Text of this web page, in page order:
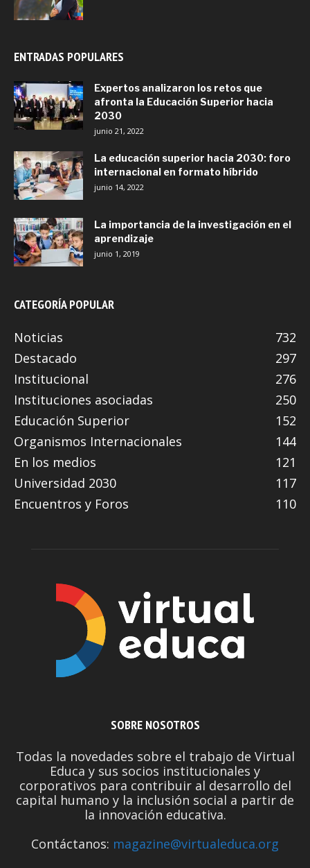
ENTRADAS POPULARES
Expertos analizaron los retos que
afronta la Educación Superior hacia
2030
junio 21, 2022
La educación superior hacia 2030: foro
internacional en formato híbrido
junio 14, 2022
La importancia de la investigación en el
aprendizaje
junio 1, 2019
CATEGORÍA POPULAR
Noticias
732
Destacado
297
Institucional
276
Instituciones asociadas
250
Educación Superior
152
Organismos Internacionales
144
En los medios
121
Universidad 2030
117
Encuentros y Foros
110
SOBRE NOSOTROS
Todas la novedades sobre el trabajo de Virtual
Educa y sus socios institucionales y
corporativos para contribuir al desarrollo del
capital humano y la inclusión social a partir de
la innovación educativa.
Contáctanos: magazine@virtualeduca.org